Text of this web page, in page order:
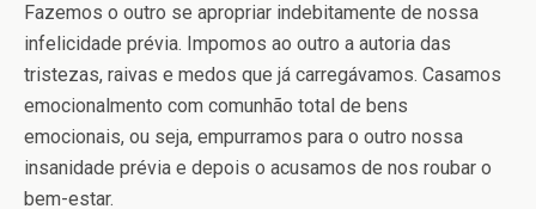
Fazemos o outro se apropriar indebitamente de nossa
infelicidade prévia. Impomos ao outro a autoria das
tristezas, raivas e medos que já carregávamos. Casamos
emocionalmento com comunhão total de bens
emocionais, ou seja, empurramos para o outro nossa
insanidade prévia e depois o acusamos de nos roubar o
bem-estar.